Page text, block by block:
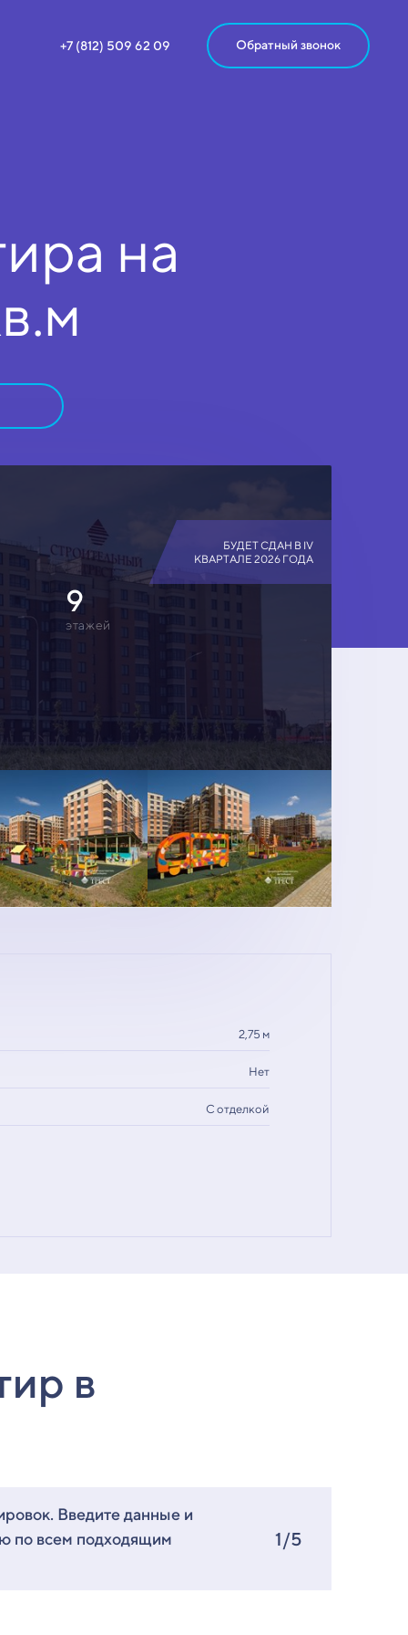
+7 (812) 509 62 09 Обратный звонок
на
БУДЕТ СДАН В IV
КВАРТАЛЕ 2026 ГОДА
9
этажей
2,75 м
Нет
С отделкой
в
Введите данные и
по всем подходящим
1/5